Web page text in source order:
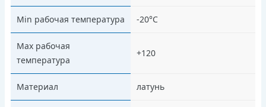
Min рабочая температура -20°C
Max рабочая
температура
+120
Материал латунь